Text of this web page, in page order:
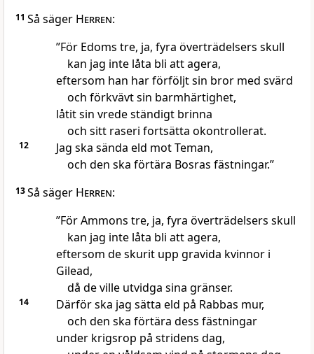
11 Så säger Herren:
”För Edoms tre, ja, fyra överträdelsers skull
kan jag inte låta bli att agera,
eftersom han har förföljt sin bror med svärd
och förkvävt sin barmhärtighet,
låtit sin vrede ständigt brinna
och sitt raseri fortsätta okontrollerat.
12
Jag ska sända eld mot Teman,
och den ska förtära Bosras fästningar.”
13Så säger Herren:
”För Ammons tre, ja, fyra överträdelsers skull
kan jag inte låta bli att agera,
eftersom de skurit upp gravida kvinnor i
Gilead,
då de ville utvidga sina gränser.
14
Därför ska jag sätta eld på Rabbas mur,
och den ska förtära dess fästningar
under krigsrop på stridens dag,